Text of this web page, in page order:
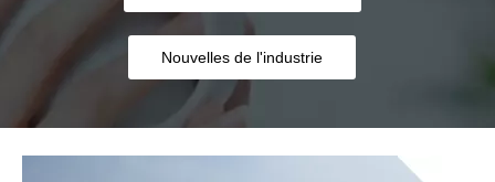
Nouvelles de l'industrie